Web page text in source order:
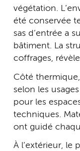
végétation.
été conservée
sas d’entrée a
bâtiment. La
coffrages,
Côté
selon les
pour les
techniques.
ont guidé
À l’extérieur, le